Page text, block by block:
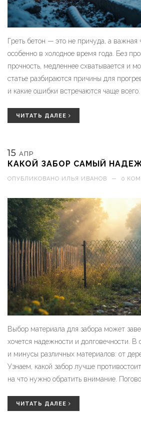
Греть бетон — это не причуда, а важная
особенно в холодное время года. Без
прочность, медленнее схватывается и
статье разбираются причины для
и какие ошибки встречаются чаще
способах прогрева. Будет понятно,
ЧИТАТЬ ДАЛЕЕ
15 АПР
КАКОЙ ЗАБОР САМЫЙ
ОПУБЛИКОВАНО ИЛЬЯ ИВАНОВ — 0
Выбор материала для забора может
хочется надежности и долговечности.
и минусы различных материалов: от
Узнаем, какой забор лучше
на что нужно обратить внимание.
справляется с защитной функцией.
ЧИТАТЬ ДАЛЕЕ